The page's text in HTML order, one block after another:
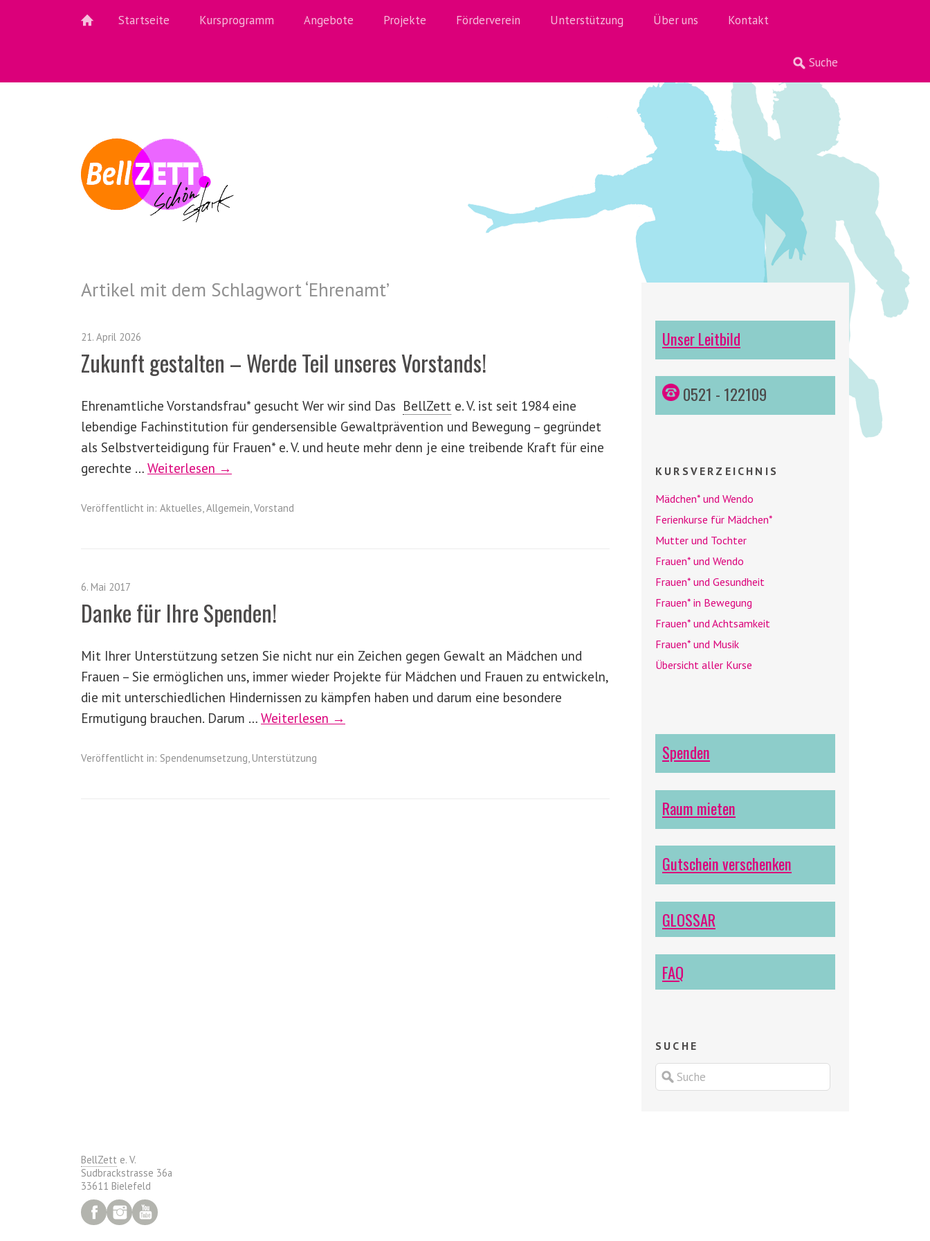
Startseite Kursprogramm Angebote Projekte Förderverein Unterstützung Über uns Kontakt
Artikel mit dem Schlagwort ‘Ehrenamt’
21. April 2026
Zukunft gestalten – Werde Teil unseres Vorstands!
Ehrenamtliche Vorstandsfrau* gesucht Wer wir sind Das BellZett e. V. ist seit 1984 eine
lebendige Fachinstitution für gendersensible Gewaltprävention und Bewegung – gegründet
als Selbstverteidigung für Frauen* e. V. und heute mehr denn je eine treibende Kraft für eine
gerechte … Weiterlesen →
Veröffentlicht in: Aktuelles,Allgemein,Vorstand
6. Mai 2017
Danke für Ihre Spenden!
Mit Ihrer Unterstützung setzen Sie nicht nur ein Zeichen gegen Gewalt an Mädchen und
Frauen – Sie ermöglichen uns, immer wieder Projekte für Mädchen und Frauen zu entwickeln,
die mit unterschiedlichen Hindernissen zu kämpfen haben und darum eine besondere
Ermutigung brauchen. Darum … Weiterlesen →
Veröffentlicht in: Spendenumsetzung, Unterstützung
Unser Leitbild
0521 - 122109
KURSVERZEICHNIS
Mädchen* und Wendo
Ferienkurse für Mädchen*
Mutter und Tochter
Frauen* und Wendo
Frauen* und Gesundheit
Frauen* in Bewegung
Frauen* und Achtsamkeit
Frauen* und Musik
Übersicht aller Kurse
Spenden
Raum mieten
Gutschein verschenken
GLOSSAR
FAQ
SUCHE
BellZett e. V.
Sudbrackstrasse 36a
33611 Bielefeld
FacebookInstagram